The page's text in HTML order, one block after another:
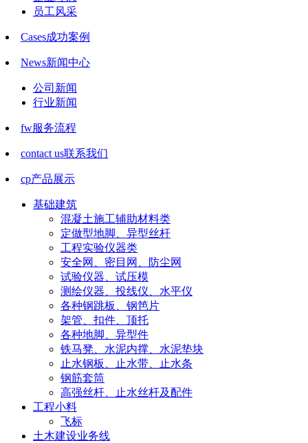
员工风采
Cases成功案例
News新闻中心
公司新闻
行业新闻
fw服务流程
contact us联系我们
cp产品展示
基础建筑
混凝土施工辅助材料类
定做型地脚、异型丝杆
工程实验仪器类
安全网、密目网、防尘网
试验仪器、试压模
测绘仪器、投线仪、水平仪
各种钢跳板、钢笆片
架管、扣件、顶托
各种地脚、异型件
铁马凳、水泥内撑、水泥垫块
止水钢板、止水带、止水条
钢筋套筒
高强丝杆、止水丝杆及配件
工程小料
飞标
土木建设业务线